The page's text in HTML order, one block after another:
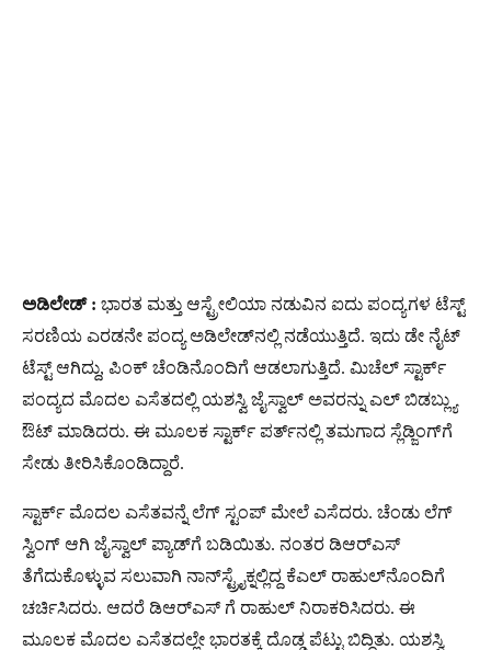
ಅಡಿಲೇಡ್​​ : ಭಾರತ ಮತ್ತು ಆಸ್ಟ್ರೇಲಿಯಾ ನಡುವಿನ ಐದು ಪಂದ್ಯಗಳ ಟೆಸ್ಟ್
ಸರಣಿಯ ಎರಡನೇ ಪಂದ್ಯ ಅಡಿಲೇಡ್‌ನಲ್ಲಿ ನಡೆಯುತ್ತಿದೆ. ಇದು ಡೇ ನೈಟ್
ಟೆಸ್ಟ್ ಆಗಿದ್ದು, ಪಿಂಕ್ ಚೆಂಡಿನೊಂದಿಗೆ ಆಡಲಾಗುತ್ತಿದೆ. ಮಿಚೆಲ್ ಸ್ಟಾರ್ಕ್
ಪಂದ್ಯದ ಮೊದಲ ಎಸೆತದಲ್ಲಿ ಯಶಸ್ವಿ ಜೈಸ್ವಾಲ್ ಅವರನ್ನು ಎಲ್ ಬಿಡಬ್ಲ್ಯು
ಔಟ್ ಮಾಡಿದರು. ಈ ಮೂಲಕ ಸ್ಟಾರ್ಕ್ ಪರ್ತ್‌ನಲ್ಲಿ ತಮಗಾದ ಸ್ಲೆಡ್ಜಿಂಗ್‌ಗೆ
ಸೇಡು ತೀರಿಸಿಕೊಂಡಿದ್ದಾರೆ.
ಸ್ಟಾರ್ಕ್ ಮೊದಲ ಎಸೆತವನ್ನೆ ಲೆಗ್ ಸ್ಟಂಪ್‌ ಮೇಲೆ ಎಸೆದರು. ಚೆಂಡು ಲೆಗ್
ಸ್ವಿಂಗ್ ಆಗಿ ಜೈಸ್ವಾಲ್ ಪ್ಯಾಡ್‌ಗೆ ಬಡಿಯಿತು. ನಂತರ ಡಿಆರ್‌ಎಸ್‌
ತೆಗೆದುಕೊಳ್ಳುವ ಸಲುವಾಗಿ ನಾನ್‌ಸ್ಟ್ರೈಕ್ನಲ್ಲಿದ್ದ ಕೆಎಲ್ ರಾಹುಲ್‌ನೊಂದಿಗೆ
ಚರ್ಚಿಸಿದರು. ಆದರೆ ಡಿಆರ್‌ಎಸ್‌ ಗೆ ರಾಹುಲ್ ನಿರಾಕರಿಸಿದರು. ಈ
ಮೂಲಕ ಮೊದಲ ಎಸೆತದಲ್ಲೇ ಭಾರತಕ್ಕೆ ದೊಡ್ಡ ಪೆಟ್ಟು ಬಿದ್ದಿತು. ಯಶಸ್ವಿ